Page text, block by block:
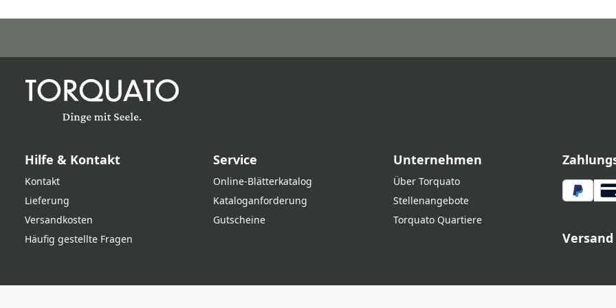
Hilfe & Kontakt
Kontakt
Lieferung
Versandkosten
Häufig gestellte Fragen
Service
Online‑Blätterkatalog
Kataloganforderung
Gutscheine
Unternehmen
Über Torquato
Stellenangebote
Torquato Quartiere